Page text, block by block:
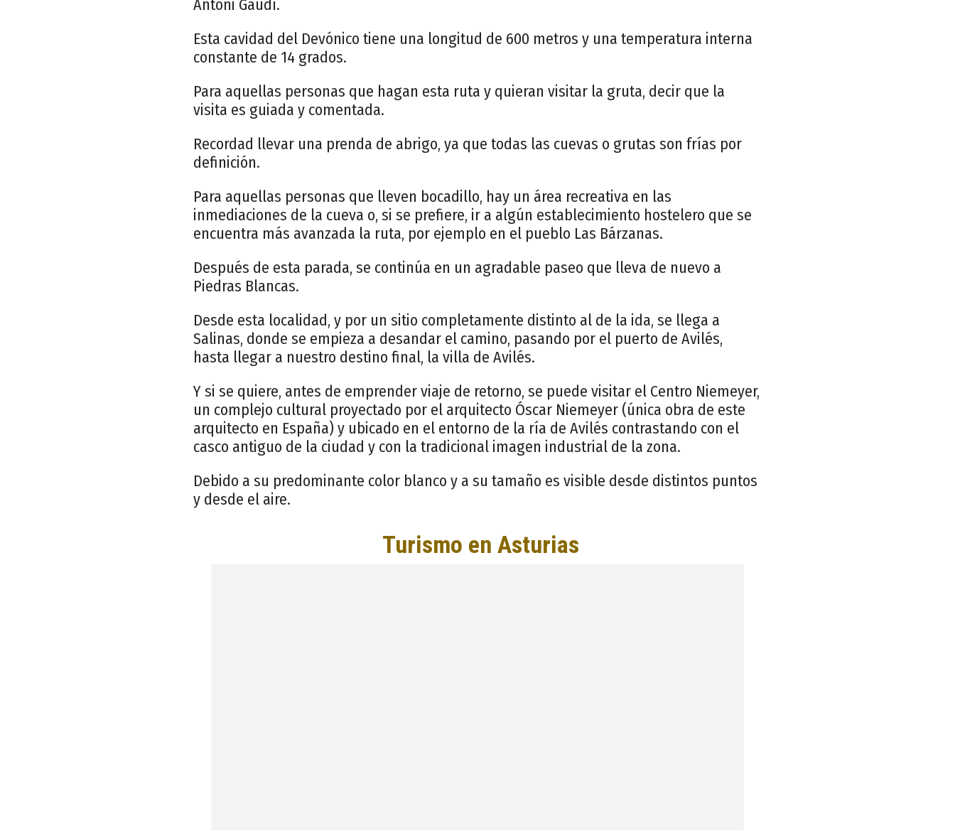
Antoni Gaudí.
Esta cavidad del Devónico tiene una longitud de 600 metros y una temperatura interna
constante de 14 grados.
Para aquellas personas que hagan esta ruta y quieran visitar la gruta, decir que la
visita es guiada y comentada.
Recordad llevar una prenda de abrigo, ya que todas las cuevas o grutas son frías por
definición.
Para aquellas personas que lleven bocadillo, hay un área recreativa en las
inmediaciones de la cueva o, si se prefiere, ir a algún establecimiento hostelero que se
encuentra más avanzada la ruta, por ejemplo en el pueblo Las Bárzanas.
Después de esta parada, se continúa en un agradable paseo que lleva de nuevo a
Piedras Blancas.
Desde esta localidad, y por un sitio completamente distinto al de la ida, se llega a
Salinas, donde se empieza a desandar el camino, pasando por el puerto de Avilés,
hasta llegar a nuestro destino final, la villa de Avilés.
Y si se quiere, antes de emprender viaje de retorno, se puede visitar el Centro Niemeyer,
un complejo cultural proyectado por el arquitecto Óscar Niemeyer (única obra de este
arquitecto en España) y ubicado en el entorno de la ría de Avilés contrastando con el
casco antiguo de la ciudad y con la tradicional imagen industrial de la zona.
Debido a su predominante color blanco y a su tamaño es visible desde distintos puntos
y desde el aire.